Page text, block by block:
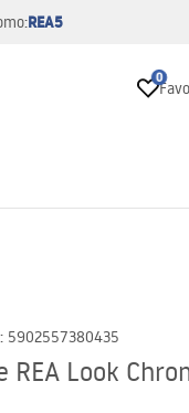
REA5
0
: 5902557380435
REA Look